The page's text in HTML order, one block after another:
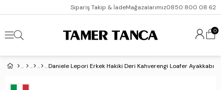
Sipariş Takip & İadeMağazalarımız0850 800 08 62
0
Daniele Lepori Erkek Hakiki Deri Kahverengi Loafer Ayakkabı